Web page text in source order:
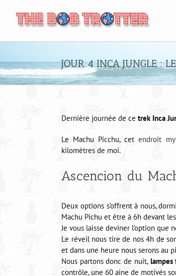
contenu
JOUR 4 INCA JUNGLE :
Dernière journée de ce trek Inca
Le Machu Picchu, cetendroit
kilomètres de moi.
Ascencion du
Deux options s’offrent à nous,
Machu Pichu et être à 6h devant
Je vous laisse deviner l’option que
Le réveil nous tire de nos 4h de
et dans une heure nous serons au
Nous partons donc de nuit, lampes
contrôle, une 60 aine de motivés